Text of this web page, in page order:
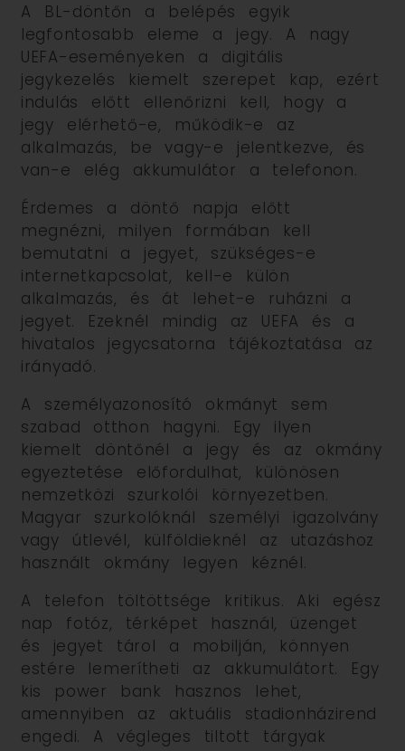
A BL-döntőn a belépés egyik
legfontosabb eleme a jegy. A nagy
UEFA-eseményeken a digitális
jegykezelés kiemelt szerepet kap, ezért
indulás előtt ellenőrizni kell, hogy a
jegy elérhető-e, működik-e az
alkalmazás, be vagy-e jelentkezve, és
van-e elég akkumulátor a telefonon.
Érdemes a döntő napja előtt
megnézni, milyen formában kell
bemutatni a jegyet, szükséges-e
internetkapcsolat, kell-e külön
alkalmazás, és át lehet-e ruházni a
jegyet. Ezeknél mindig az UEFA és a
hivatalos jegycsatorna tájékoztatása az
irányadó.
A személyazonosító okmányt sem
szabad otthon hagyni. Egy ilyen
kiemelt döntőnél a jegy és az okmány
egyeztetése előfordulhat, különösen
nemzetközi szurkolói környezetben.
Magyar szurkolóknál személyi igazolvány
vagy útlevél, külföldieknél az utazáshoz
használt okmány legyen kéznél.
A telefon töltöttsége kritikus. Aki egész
nap fotóz, térképet használ, üzenget
és jegyet tárol a mobilján, könnyen
estére lemerítheti az akkumulátort. Egy
kis power bank hasznos lehet,
amennyiben az aktuális stadionházirend
engedi. A végleges tiltott tárgyak